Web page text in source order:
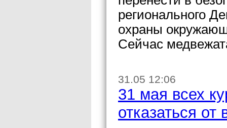
регионального
охраны
Сейчас
31.05 12:06
31 мая всех
отказаться